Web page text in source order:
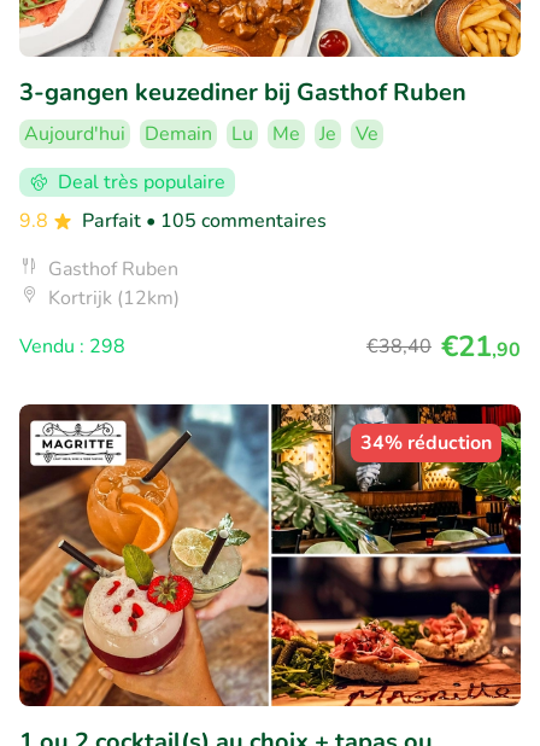
3-gangen keuzediner bij Gasthof Ruben
Aujourd'hui Demain Lu Me Je
Ve
Deal très populaire
9.8
Parfait • 105 commentaires
Gasthof Ruben
Kortrijk (12km)
Vendu : 298
€38,40 €21,90
34% réduction